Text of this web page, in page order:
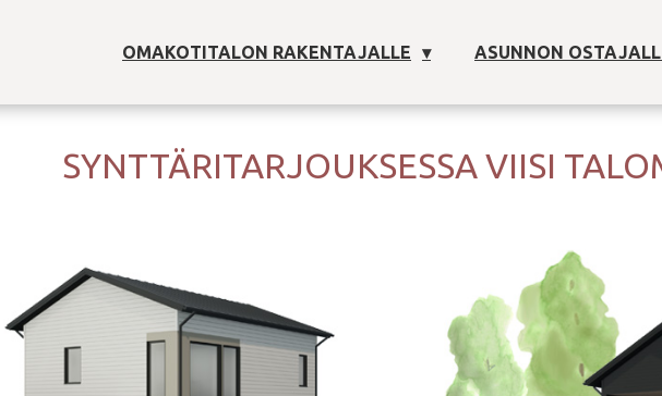
OMAKOTITALON RAKENTAJALLE ASUNNON
SYNTTÄRITARJOUKSESSA VIISI